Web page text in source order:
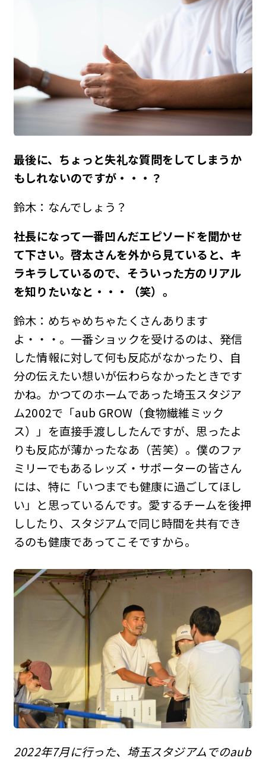
――最後に、ちょっと失礼な質問をしてしまうか
もしれないのですが・・・？
鈴木：なんでしょう？
――社長になって一番凹んだエピソードを聞かせ
て下さい。啓太さんを外から見ていると、キ
ラキラしているので、そういった方のリアル
を知りたいなと・・・（笑）。
鈴木：めちゃめちゃたくさんあります
よ・・・。一番ショックを受けるのは、発信
した情報に対して何も反応がなかったり、自
分の伝えたい想いが伝わらなかったときです
かね。かつてのホームであった埼玉スタジア
ム2002で「aub GROW（食物繊維ミック
ス）」を直接手渡ししたんですが、思ったよ
りも反応が薄かったなあ（苦笑）。僕のファ
ミリーでもあるレッズ・サポーターの皆さん
には、特に「いつまでも健康に過ごしてほし
い」と思っているんです。愛するチームを後押
ししたり、スタジアムで同じ時間を共有でき
るのも健康であってこそですから。
2022年7月に行った、埼玉スタジアムでのaub